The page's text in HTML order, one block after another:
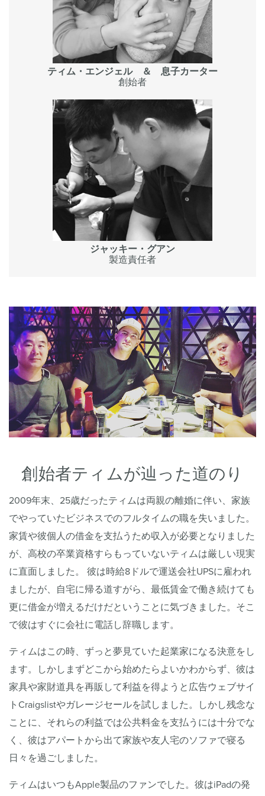
ティム・エンジェル ＆ 息子カーター
創始者
ジャッキー・グアン
製造責任者
創始者ティムが辿った道のり
2009年末、25歳だったティムは両親の離婚に伴い、家族
でやっていたビジネスでのフルタイムの職を失いました。
家賃や彼個人の借金を支払うため収入が必要となりました
が、高校の卒業資格すらもっていないティムは厳しい現実
に直面しました。 彼は時給8ドルで運送会社UPSに雇われ
ましたが、自宅に帰る道すがら、最低賃金で働き続けても
更に借金が増えるだけだということに気づきました。そこ
で彼はすぐに会社に電話し辞職します。
ティムはこの時、ずっと夢見ていた起業家になる決意をし
ます。しかしまずどこから始めたらよいかわからず、彼は
家具や家財道具を再販して利益を得ようと広告ウェブサイ
トCraigslistやガレージセールを試しました。しかし残念な
ことに、それらの利益では公共料金を支払うには十分でな
く、彼はアパートから出て家族や友人宅のソファで寝る
日々を過ごしました。
ティムはいつもApple製品のファンでした。彼はiPadの発